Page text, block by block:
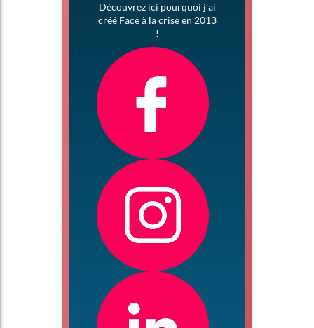
Découvrez ici pourquoi j’ai
créé Face à la crise en 2013
!